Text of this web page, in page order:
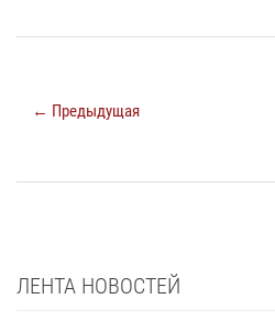
← Предыдущая
ЛЕНТА НОВОСТЕЙ